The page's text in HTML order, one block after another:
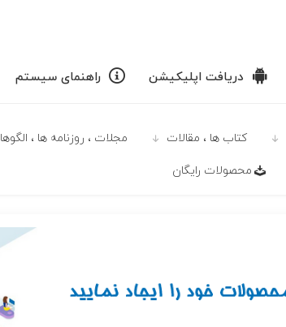
دریافت اپلیکیشن راهنمای سیستم
كتاب ها ، مقالات مجلات ، روزنامه ها ، الگوها
محصولات رايگان